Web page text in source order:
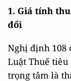
1. Giá tính
đổi
Nghị định 108
Luật Thuế
trọng tâm là